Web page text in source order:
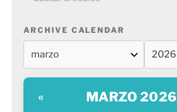
ARCHIVE CALENDAR
« MARZO 2026